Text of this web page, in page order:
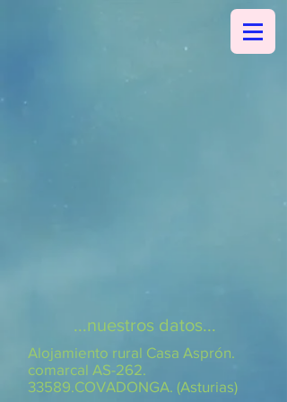
...nuestros datos...
Alojamiento rural Casa Asprón.
comarcal AS-262.
33589.COVADONGA. (Asturias)